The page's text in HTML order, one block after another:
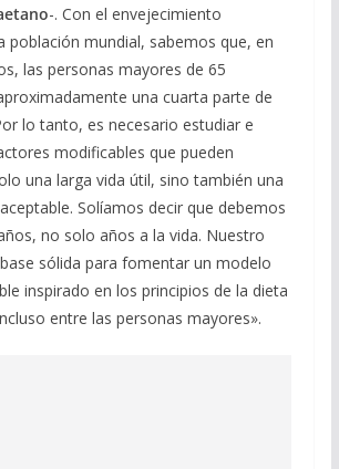
-. Con el envejecimiento
población mundial, sabemos que, en
las personas mayores de 65
una cuarta parte de
lo tanto, es necesario estudiar e
modificables que pueden
una larga vida útil, sino también una
Solíamos decir que debemos
no solo años a la vida. Nuestro
sólida para fomentar un modelo
inspirado en los principios de la dieta
entre las personas mayores».